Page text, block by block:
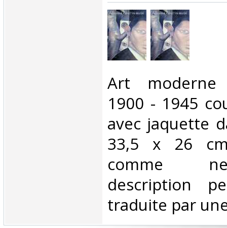
‎Art
1900 - 1945
avec jaquette
33,5 x 26
comme
description
traduite par